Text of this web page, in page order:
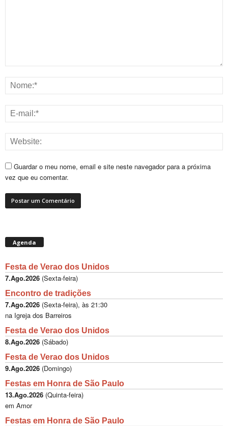
Guardar o meu nome, email e site neste navegador para a próxima
vez que eu comentar.
Agenda
Festa de Verao dos Unidos
7.Ago.2026 (Sexta-feira)
Encontro de tradições
7.Ago.2026 (Sexta-feira), às 21:30
na Igreja dos Barreiros
Festa de Verao dos Unidos
8.Ago.2026 (Sábado)
Festa de Verao dos Unidos
9.Ago.2026 (Domingo)
Festas em Honra de São Paulo
13.Ago.2026 (Quinta-feira)
em Amor
Festas em Honra de São Paulo